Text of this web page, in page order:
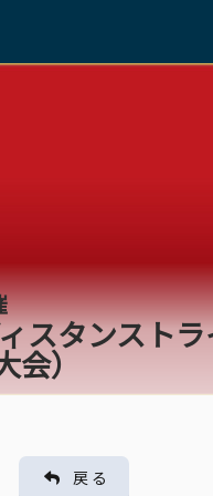
スタンスト
会）
戻 る